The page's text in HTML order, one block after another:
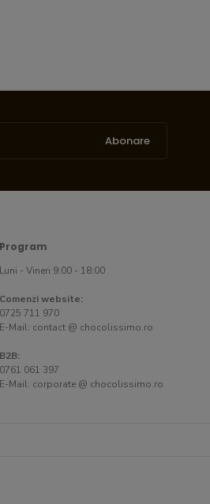
Abonare
Program
Luni - Vineri 9:00 - 18:00
Comenzi website:
0725 711 970
E-Mail: contact @ chocolissimo.ro
B2B:
0761 061 397
E-Mail: corporate @ chocolissimo.ro